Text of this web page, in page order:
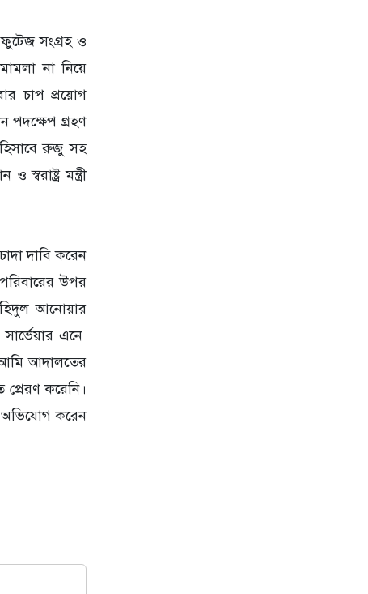
সংগ্রহ ও
না নিয়ে
চাপ প্রয়োগ
পদক্ষেপ গ্রহণ
রুজু সহ
মন্ত্রী
দাবি করেন
উপর
আনোয়ার
এনে
আমি আদালতের
করেনি।
অভিযোগ করেন